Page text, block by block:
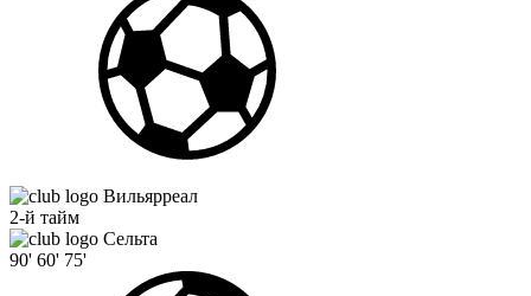
Вильярреал
2-й тайм
Сельта
90' 60' 75'